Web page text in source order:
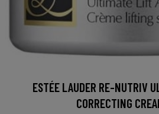
ESTÉE LAUDER RE-NUTRIV
CORRECTING